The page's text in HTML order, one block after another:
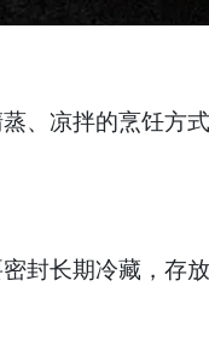
凉拌的烹饪方
长期冷藏，存